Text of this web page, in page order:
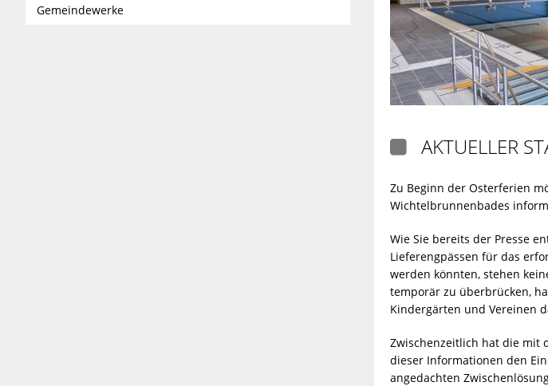
 AKTUELLER
Zu Beginn der Osterferien
Wichtelbrunnenbades
Wie Sie bereits der Presse
Lieferengpässen für das
werden könnten, stehen
temporär zu überbrücken,
Kindergärten und Vereinen
Zwischenzeitlich hat die mit
dieser Informationen den
angedachten
Gemeindewerke